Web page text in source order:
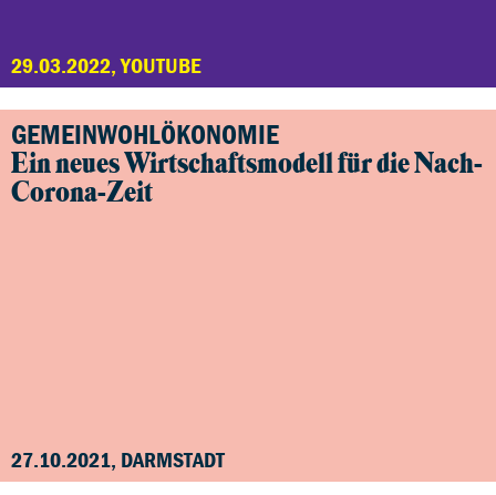
29.03.2022, YOUTUBE
GEMEINWOHLÖKONOMIE
Ein neues Wirtschaftsmodell für die Nach-
Corona-Zeit
27.10.2021, DARMSTADT